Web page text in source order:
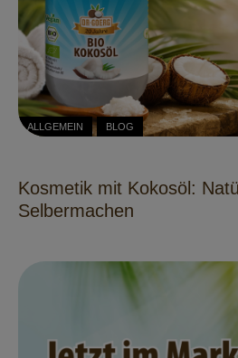
ALLGEMEIN BLOG
Kosmetik mit Kokosöl:
Selbermachen